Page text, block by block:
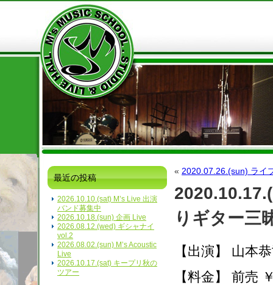
最近の投稿
2026.10.10.(sat) M’s Live 出演
バンド募集中
2026.10.18.(sun) 企画 Live
2026.08.12.(wed) ギシャナイ
vol.2
2026.08.02.(sun) M’s Acoustic
Live
2026.10.17.(sat) キープリ秋の
ツアー
« 2020.07.26.(sun) ライ
りギター三
【出演】 山本
【料金】 前売